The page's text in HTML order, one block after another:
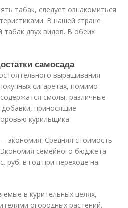
табак, следует ознакомиться
В нашей стране
двух видов. В обеих
самосада
выращивания
сигаретах, помимо
смолы, различные
приносящие
курильщика.
экономия. Средняя стоимость
Экономия семейного бюджета
руб. в год при переходе на
в курительных целях,
огородных растений.